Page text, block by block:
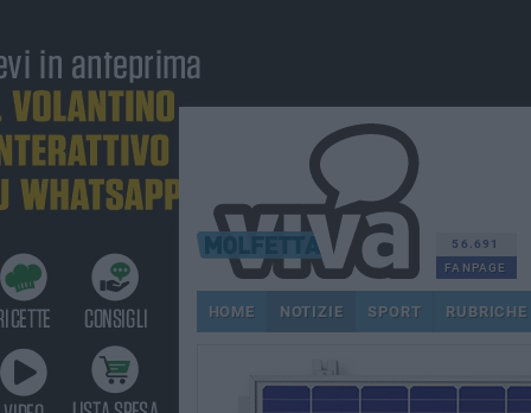
56.691
FANPAGE
HOME NOTIZIE SPORT RUBRICHE